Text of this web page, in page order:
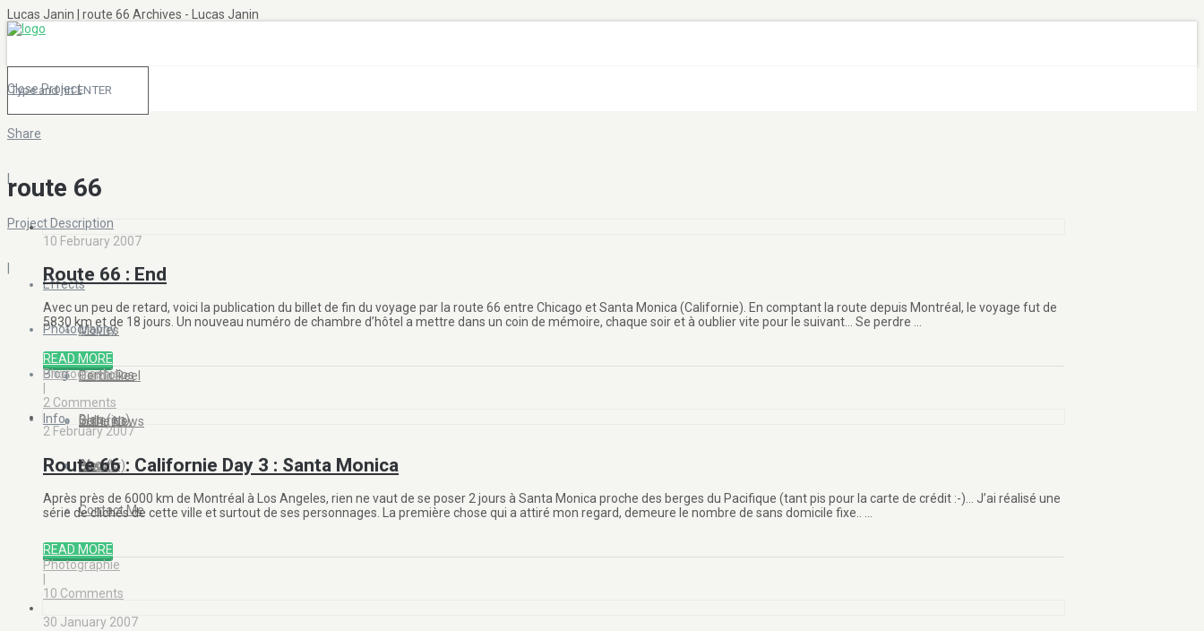
Lucas Janin | route 66 Archives - Lucas Janin
Effects
Movies
Demo Reel
In the News
Photography
Portfolios
Galleries
Clients
Blog
Blog (en)
Blog (fr)
Info
About
Contact Me
Close Project
Share
Project Description
route 66
10 February 2007
Route 66 : End
Avec un peu de retard, voici la publication du billet de fin du voyage par la route 66 entre Chicago et Santa Monica (Californie). En comptant la route depuis Montréal, le voyage fut de
5830 km et de 18 jours. Un nouveau numéro de chambre d’hôtel a mettre dans un coin de mémoire, chaque soir et à oublier vite pour le suivant… Se perdre …
READ MORE
Photographie
2 Comments
2 February 2007
Route 66 : Californie Day 3 : Santa Monica
Après près de 6000 km de Montréal à Los Angeles, rien ne vaut de se poser 2 jours à Santa Monica proche des berges du Pacifique (tant pis pour la carte de crédit :-)… J’ai réalisé une
série de clichés de cette ville et surtout de ses personnages. La première chose qui a attiré mon regard, demeure le nombre de sans domicile fixe.. …
READ MORE
Photographie
10 Comments
30 January 2007